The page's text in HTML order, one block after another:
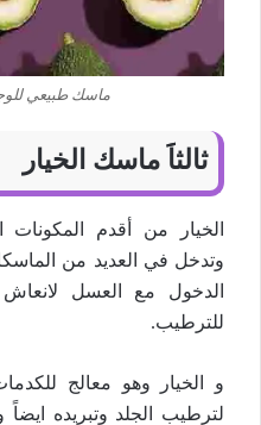
ماسك طبيعي
ثالثاََ ماسك الخيار
الخيار من أقدم
وتدخل في العديد من
الدخول مع العسل
للترطيب.
و الخيار وهو معالج
لترطيب الجلد وتبريده